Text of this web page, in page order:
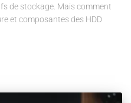
de stockage. Mais comment
et composantes des HDD